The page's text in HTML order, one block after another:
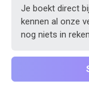
Je boekt direct
kennen al onze
nog niets in